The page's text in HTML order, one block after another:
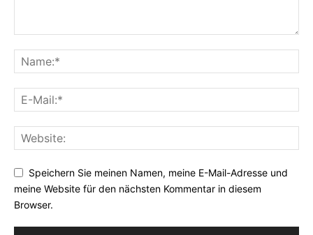
Speichern Sie meinen Namen, meine E-Mail-Adresse und
meine Website für den nächsten Kommentar in diesem
Browser.